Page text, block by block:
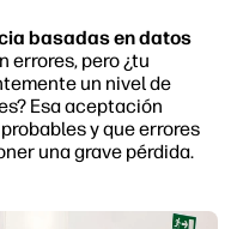
basadas en datos
errores, pero ¿tu
un nivel de
Esa aceptación
y que errores
una grave pérdida.